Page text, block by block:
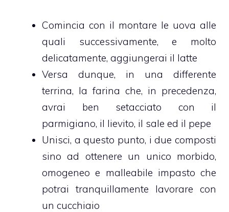
Comincia con il montare le uova alle
quali successivamente, e molto
delicatamente, aggiungerai il latte
Versa dunque, in una differente
terrina, la farina che, in precedenza,
avrai ben setacciato con il
parmigiano, il lievito, il sale ed il pepe
Unisci, a questo punto, i due composti
sino ad ottenere un unico morbido,
omogeneo e malleabile impasto che
potrai tranquillamente lavorare con
un cucchiaio